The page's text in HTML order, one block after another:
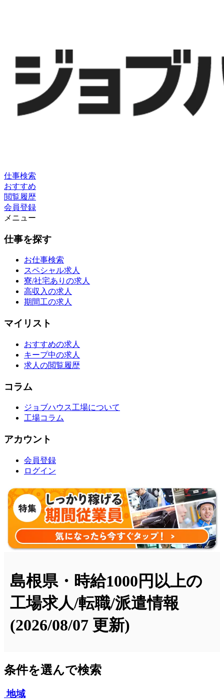
仕事検索
おすすめ
閲覧履歴
会員登録
メニュー
仕事を探す
お仕事検索
スペシャル求人
寮/社宅ありの求人
高収入の求人
期間工の求人
マイリスト
おすすめの求人
キープ中の求人
求人の閲覧履歴
コラム
ジョブハウス工場について
工場コラム
アカウント
会員登録
ログイン
島根県・時給1000円以上の
工場求人/転職/派遣情報
(2026/08/07 更新)
条件を選んで検索
地域